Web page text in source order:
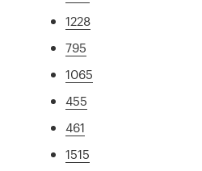
1228
795
1065
455
461
1515